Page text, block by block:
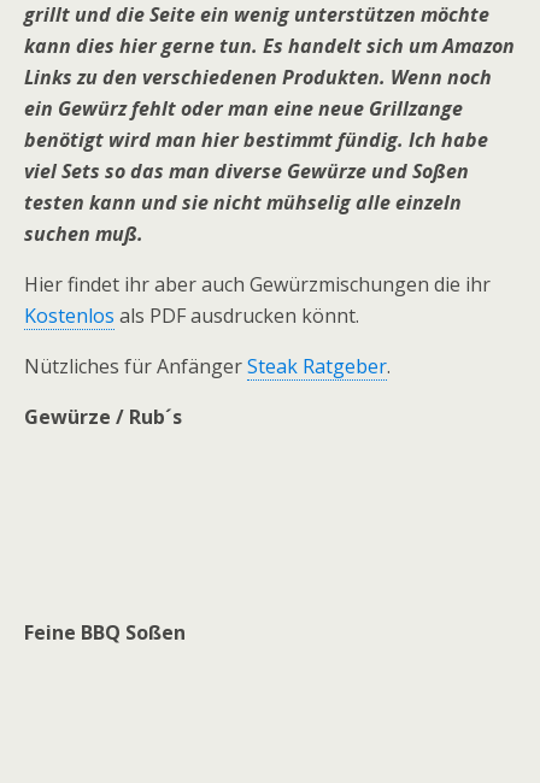
grillt und die Seite ein wenig unterstützen möchte
kann dies hier gerne tun. Es handelt sich um Amazon
Links zu den verschiedenen Produkten. Wenn noch
ein Gewürz fehlt oder man eine neue Grillzange
benötigt wird man hier bestimmt fündig. Ich habe
viel Sets so das man diverse Gewürze und Soßen
testen kann und sie nicht mühselig alle einzeln
suchen muß.
Hier findet ihr aber auch Gewürzmischungen die ihr
Kostenlos als PDF ausdrucken könnt.
Nützliches für AnfängerSteak Ratgeber.
Gewürze / Rub´s
Feine BBQ Soßen